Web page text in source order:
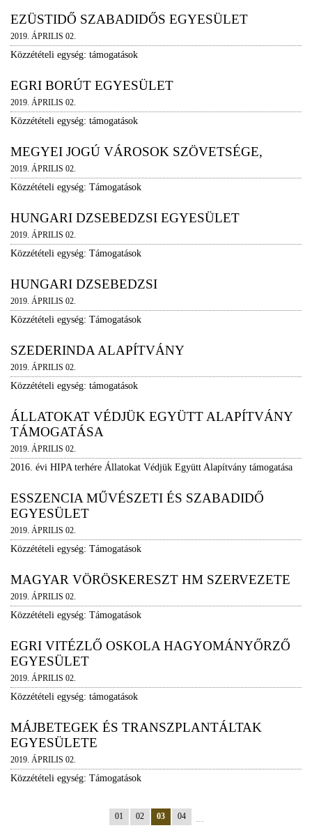
EZÜSTIDŐ SZABADIDŐS EGYESÜLET
2019. ÁPRILIS 02.
Közzétételi egység: támogatások
EGRI BORÚT EGYESÜLET
2019. ÁPRILIS 02.
Közzétételi egység: támogatások
MEGYEI JOGÚ VÁROSOK SZÖVETSÉGE,
2019. ÁPRILIS 02.
Közzétételi egység: Támogatások
HUNGARI DZSEBEDZSI EGYESÜLET
2019. ÁPRILIS 02.
Közzétételi egység: Támogatások
HUNGARI DZSEBEDZSI
2019. ÁPRILIS 02.
Közzétételi egység: Támogatások
SZEDERINDA ALAPÍTVÁNY
2019. ÁPRILIS 02.
Közzétételi egység: támogatások
ÁLLATOKAT VÉDJÜK EGYÜTT ALAPÍTVÁNY
TÁMOGATÁSA
2019. ÁPRILIS 02.
2016. évi HIPA terhére Állatokat Védjük Együtt Alapítvány támogatása
ESSZENCIA MŰVÉSZETI ÉS SZABADIDŐ
EGYESÜLET
2019. ÁPRILIS 02.
Közzétételi egység: Támogatások
MAGYAR VÖRÖSKERESZT HM SZERVEZETE
2019. ÁPRILIS 02.
Közzétételi egység: Támogatások
EGRI VITÉZLŐ OSKOLA HAGYOMÁNYŐRZŐ
EGYESÜLET
2019. ÁPRILIS 02.
Közzétételi egység: támogatások
MÁJBETEGEK ÉS TRANSZPLANTÁLTAK
EGYESÜLETE
2019. ÁPRILIS 02.
Közzétételi egység: Támogatások
01 02 03 04